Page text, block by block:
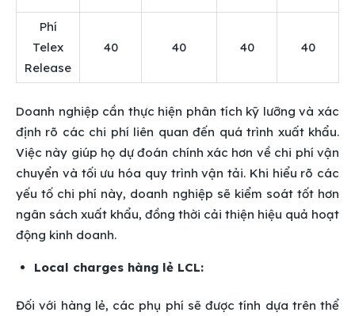
Phí
Telex
Release
40 40 40 40
Doanh nghiệp cần thực hiện phân tích kỹ lưỡng và xác
định rõ các chi phí liên quan đến quá trình xuất khẩu.
Việc này giúp họ dự đoán chính xác hơn về chi phí vận
chuyển và tối ưu hóa quy trình vận tải. Khi hiểu rõ các
yếu tố chi phí này, doanh nghiệp sẽ kiểm soát tốt hơn
ngân sách xuất khẩu, đồng thời cải thiện hiệu quả hoạt
động kinh doanh.
Local charges hàng lẻ LCL:
Đối với hàng lẻ, các phụ phí sẽ được tính dựa trên thể